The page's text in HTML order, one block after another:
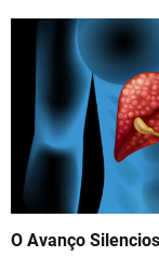
O Avanço